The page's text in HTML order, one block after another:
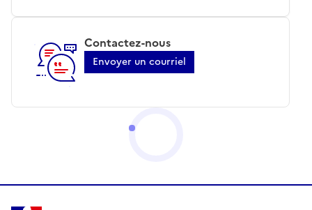
Contactez-nous
Envoyer un courriel